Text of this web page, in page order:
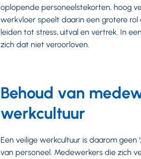
oplopende personeelstekorten, hoog
werkvloer speelt daarin een grotere
leiden tot stress, uitval en vertrek. In
zich dat niet veroorloven.
Behoud van
werkcultuur
Een veilige werkcultuur is daarom
van personeel. Medewerkers die zich